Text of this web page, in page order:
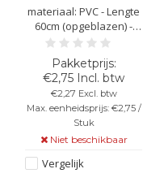
materiaal: PVC - Lengte
60cm (opgeblazen) -
Makkelijk en snel op te
blazen
€2,75 Incl. btw
€2,27 Excl. btw
Max. eenheidsprijs: €2,75 /
Stuk
Niet beschikbaar
Vergelijk